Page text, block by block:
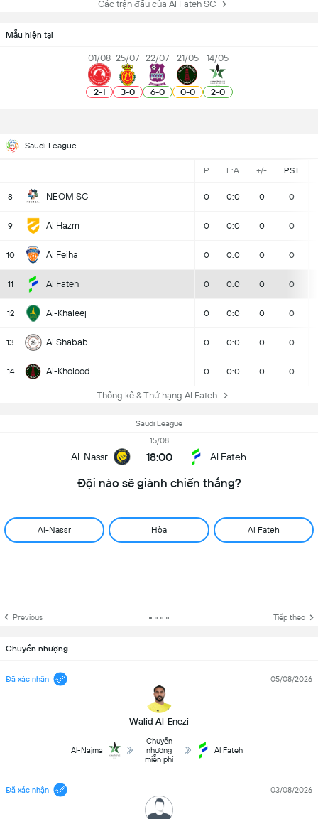
Các trận đấu của Al Fateh SC
Mẫu hiện tại
01/08
2-1
25/07
3-0
22/07
6-0
21/05
0-0
14/05
2-0
Saudi League
P F:A +/- PST
8 NEOM SC 0 0:0 0 0
9 Al Hazm 0 0:0 0 0
10 Al Feiha 0 0:0 0 0
11 Al Fateh 0 0:0 0 0
12 Al-Khaleej 0 0:0 0 0
13 Al Shabab 0 0:0 0 0
14 Al-Kholood 0 0:0 0 0
Thống kê & Thứ hạng Al Fateh
Saudi League
Al-Nassr
15/08
18:00 Al Fateh
Đội nào sẽ giành chiến thắng?
Al-Nassr Hòa Al Fateh
Previous Tiếp theo
Chuyển nhượng
Đã xác nhận
Walid Al-Enezi
05/08/2026
Al-Najma
Chuyển
nhượng
miễn phí
Al Fateh
Đã xác nhận 03/08/2026